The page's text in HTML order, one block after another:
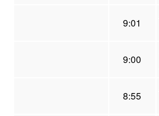
9:01
9:00
8:55